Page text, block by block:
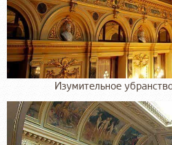
Изумительное